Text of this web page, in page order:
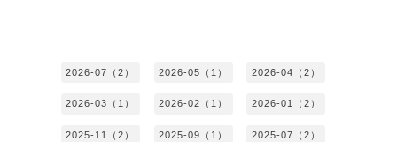
2026-07（2） 2026-05（1） 2026-04（2）
2026-03（1） 2026-02（1） 2026-01（2）
2025-11（2） 2025-09（1） 2025-07（2）